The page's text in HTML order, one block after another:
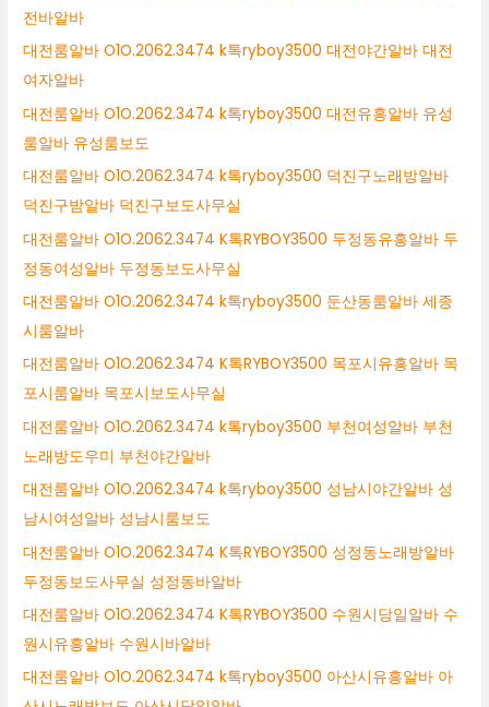
전바알바
대전룸알바 O1O.2062.3474 k톡ryboy3500 대전야간알바 대전
여자알바
대전룸알바 O1O.2062.3474 k톡ryboy3500 대전유흥알바 유성
룸알바 유성룸보도
대전룸알바 O1O.2062.3474 k톡ryboy3500 덕진구노래방알바
덕진구밤알바 덕진구보도사무실
대전룸알바 O1O.2062.3474 K톡RYBOY3500 두정동유흥알바 두
정동여성알바 두정동보도사무실
대전룸알바 O1O.2062.3474 k톡ryboy3500 둔산동룸알바 세종
시룸알바
대전룸알바 O1O.2062.3474 K톡RYBOY3500 목포시유흥알바 목
포시룸알바 목포시보도사무실
대전룸알바 O1O.2062.3474 k톡ryboy3500 부천여성알바 부천
노래방도우미 부천야간알바
대전룸알바 O1O.2062.3474 k톡ryboy3500 성남시야간알바 성
남시여성알바 성남시룸보도
대전룸알바 O1O.2062.3474 K톡RYBOY3500 성정동노래방알바
두정동보도사무실 성정동바알바
대전룸알바 O1O.2062.3474 K톡RYBOY3500 수원시당일알바 수
원시유흥알바 수원시바알바
대전룸알바 O1O.2062.3474 k톡ryboy3500 아산시유흥알바 아